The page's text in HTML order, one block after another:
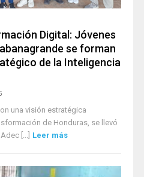
Digital: Jóvenes
se forman
de la Inteligencia
una visión estratégica
de Honduras, se llevó
[...] Leer más